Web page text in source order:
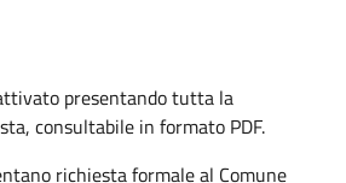
presentando tutta la
consultabile in formato PDF.
richiesta formale al Comune